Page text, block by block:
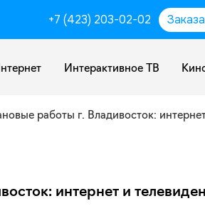
+7 (423) 203-02-02
Интерактивное ТВ
работы г. Владивосток:
интернет и